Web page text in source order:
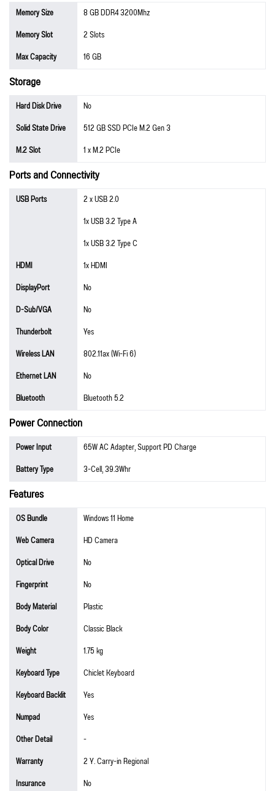
Memory Size
8 GB DDR4 3200Mhz
Memory Slot
2 Slots
Max Capacity
16 GB
Storage
Hard Disk Drive
No
Solid State Drive
512 GB SSD PCIe M.2 Gen 3
M.2 Slot
1 x M.2 PCIe
Ports and Connectivity
USB Ports
2 x USB 2.0
1x USB 3.2 Type A
1x USB 3.2 Type C
HDMI
1x HDMI
DisplayPort
No
D-Sub/VGA
No
Thunderbolt
Yes
Wireless LAN
802.11ax (Wi-Fi 6)
Ethernet LAN
No
Bluetooth
Bluetooth 5.2
Power Connection
Power Input
65W AC Adapter, Support PD Charge
Battery Type
3-Cell, 39.3Whr
Features
OS Bundle
Windows 11 Home
Web Camera
HD Camera
Optical Drive
No
Fingerprint
No
Body Material
Plastic
Body Color
Classic Black
Weight
1.75 kg
Keyboard Type
Chiclet Keyboard
Keyboard Backlit
Yes
Numpad
Yes
Other Detail
-
Warranty
2 Y. Carry-in Regional
Insurance
No